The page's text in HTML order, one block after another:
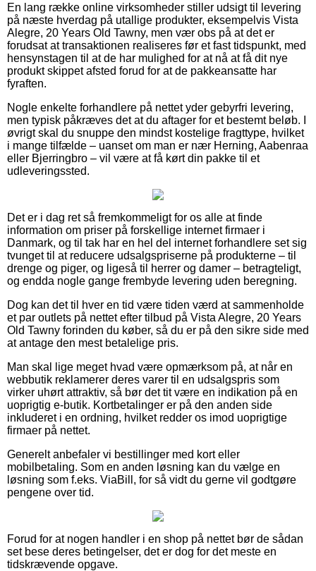
En lang række online virksomheder stiller udsigt til levering
på næste hverdag på utallige produkter, eksempelvis Vista
Alegre, 20 Years Old Tawny, men vær obs på at det er
forudsat at transaktionen realiseres før et fast tidspunkt, med
hensynstagen til at de har mulighed for at nå at få dit nye
produkt skippet afsted forud for at de pakkeansatte har
fyraften.
Nogle enkelte forhandlere på nettet yder gebyrfri levering,
men typisk påkræves det at du aftager for et bestemt beløb. I
øvrigt skal du snuppe den mindst kostelige fragttype, hvilket
i mange tilfælde – uanset om man er nær Herning, Aabenraa
eller Bjerringbro – vil være at få kørt din pakke til et
udleveringssted.
Det er i dag ret så fremkommeligt for os alle at finde
information om priser på forskellige internet firmaer i
Danmark, og til tak har en hel del internet forhandlere set sig
tvunget til at reducere udsalgspriserne på produkterne – til
drenge og piger, og ligeså til herrer og damer – betragteligt,
og endda nogle gange frembyde levering uden beregning.
Dog kan det til hver en tid være tiden værd at sammenholde
et par outlets på nettet efter tilbud på Vista Alegre, 20 Years
Old Tawny forinden du køber, så du er på den sikre side med
at antage den mest betalelige pris.
Man skal lige meget hvad være opmærksom på, at når en
webbutik reklamerer deres varer til en udsalgspris som
virker uhørt attraktiv, så bør det tit være en indikation på en
uoprigtig e-butik. Kortbetalinger er på den anden side
inkluderet i en ordning, hvilket redder os imod uoprigtige
firmaer på nettet.
Generelt anbefaler vi bestillinger med kort eller
mobilbetaling. Som en anden løsning kan du vælge en
løsning som f.eks. ViaBill, for så vidt du gerne vil godtgøre
pengene over tid.
Forud for at nogen handler i en shop på nettet bør de sådan
set bese deres betingelser, det er dog for det meste en
tidskrævende opgave.